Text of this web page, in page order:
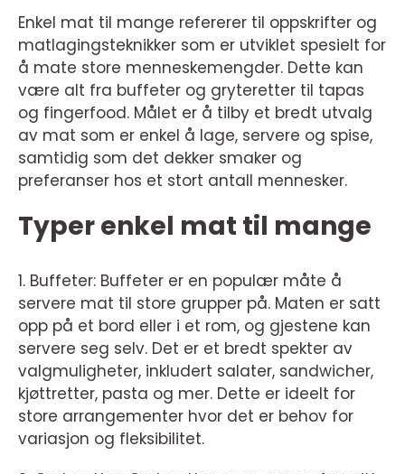
Enkel mat til mange refererer til oppskrifter og
matlagingsteknikker som er utviklet spesielt for
å mate store menneskemengder. Dette kan
være alt fra buffeter og gryteretter til tapas
og fingerfood. Målet er å tilby et bredt utvalg
av mat som er enkel å lage, servere og spise,
samtidig som det dekker smaker og
preferanser hos et stort antall mennesker.
Typer enkel mat til mange
1. Buffeter: Buffeter er en populær måte å
servere mat til store grupper på. Maten er satt
opp på et bord eller i et rom, og gjestene kan
servere seg selv. Det er et bredt spekter av
valgmuligheter, inkludert salater, sandwicher,
kjøttretter, pasta og mer. Dette er ideelt for
store arrangementer hvor det er behov for
variasjon og fleksibilitet.